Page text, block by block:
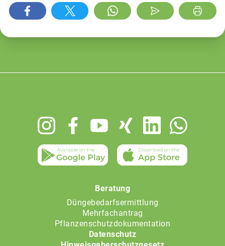
Beratung
Düngebedarfsermittlung
Mehrfachantrag
Pflanzenschutzdokumentation
Datenschutz